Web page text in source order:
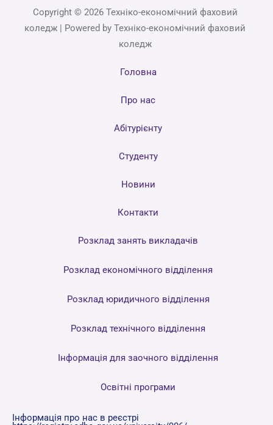
Copyright © 2026 Техніко-економічний фаховий
коледж | Powered by Техніко-економічний фаховий
коледж
Головна
Про нас
Абітурієнту
Студенту
Новини
Контакти
Розклад занять викладачів
Розклад економічного відділення
Розклад юридичного відділення
Розклад технічного відділення
Інформація для заочного відділення
Освітні програми
Інформація про нас в реєстрі